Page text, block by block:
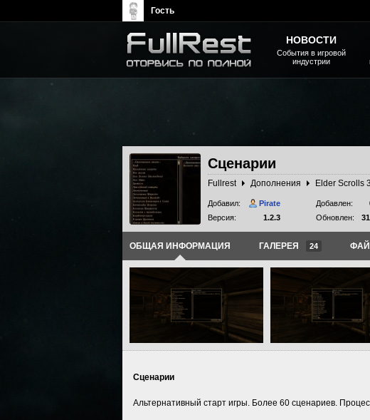
Сценарии
Fullrest Дополнения Elder Scrolls
Добавил:
Pirate
Версия:
1.2.3
Добавлен:
Обновлен:
ОБЩАЯ ИНФОРМАЦИЯ ГАЛЕРЕЯ 24
Сценарии
Альтернативный старт игры. Более 60 сценариев.
НОВОСТИ
События в игровой
индустрии
Гость